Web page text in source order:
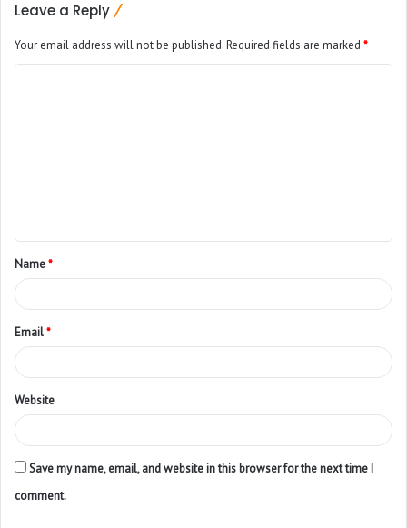
Leave a Reply
Your email address will not be published.Required fields are marked *
Name*
Email*
Website
Save my name, email, and website in this browser for the next time I
comment.